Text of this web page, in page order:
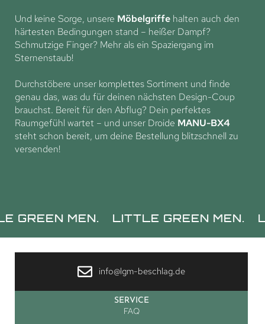
Und keine Sorge, unsere Möbelgriffe halten auch den
härtesten Bedingungen stand – heißer Dampf?
Schmutzige Finger? Mehr als ein Spaziergang im
Sternenstaub!
Durchstöbere unser komplettes Sortiment und finde
genau das, was du für deinen nächsten Design-Coup
brauchst. Bereit für den Abflug? Dein perfektes
Raumgefühl wartet – und unser Droide MANU-BX4
steht schon bereit, um deine Bestellung blitzschnell zu
versenden!
MEN. LITTLE GREEN MEN. LITTLE
info@lgm-beschlag.de
SERVICE
FAQ